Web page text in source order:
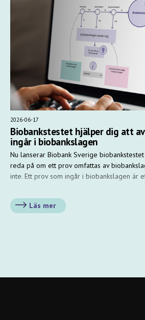
2026-06-17
Biobankstestet hjälper dig att
ingår i biobankslagen
Nu lanserar Biobank Sverige
reda på om ett prov omfattas av
inte. Ett prov som ingår i biobankslagen är
Läs mer